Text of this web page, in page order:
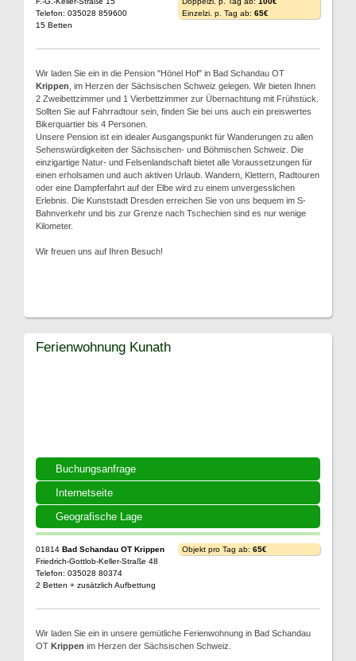
Telefon: 035028 859600
15 Betten
Einzelzi. p. Tag ab: 65€
Wir laden Sie ein in die Pension "Hönel Hof" in Bad Schandau OT
Krippen , im Herzen der Sächsischen Schweiz gelegen. Wir bieten Ihnen
2 Zweibettzimmer und 1 Vierbettzimmer zur Übernachtung mit Frühstück.
Sollten Sie auf Fahrradtour sein, finden Sie bei uns auch ein preiswertes
Bikerquartier bis 4 Personen.
Unsere Pension ist ein idealer Ausgangspunkt für Wanderungen zu allen
Sehenswürdigkeiten der Sächsischen- und Böhmischen Schweiz. Die
einzigartige Natur- und Felsenlandschaft bietet alle Voraussetzungen für
einen erholsamen und auch aktiven Urlaub. Wandern, Klettern, Radtouren
oder eine Dampferfahrt auf der Elbe wird zu einem unvergesslichen
Erlebnis. Die Kunststadt Dresden erreichen Sie von uns bequem im S-
Bahnverkehr und bis zur Grenze nach Tschechien sind es nur wenige
Kilometer.
Wir freuen uns auf Ihren Besuch!
Buchungsanfrage
Internetseite
Geografische Lage
Ferienwohnung Kunath
01814 Bad Schandau OT Krippen
Friedrich-Gottlob-Keller-Straße 48
Telefon: 035028 80374
2 Betten + zusätzlich Aufbettung
Objekt pro Tag ab: 65€
Wir laden Sie ein in unsere gemütliche Ferienwohnung in Bad Schandau
OT Krippen im Herzen der Sächsischen Schweiz.